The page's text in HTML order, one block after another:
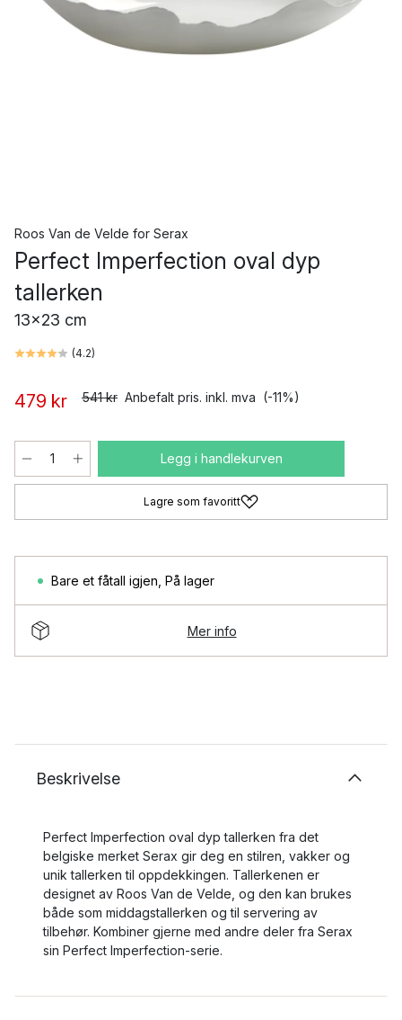
Roos Van de Velde for Serax
Perfect Imperfection oval dyp
tallerken
13x23 cm
(4.2)
479 kr 541 kr Anbefalt pris. inkl. mva (-11%)
Legg i handlekurven
Lagre som favoritt
Bare et fåtall igjen På lager
Mer info
Beskrivelse
Perfect Imperfection oval dyp tallerken fra det
belgiske merket Serax gir deg en stilren, vakker og
unik tallerken til oppdekkingen. Tallerkenen er
designet av Roos Van de Velde, og den kan brukes
både som middagstallerken og til servering av
tilbehør. Kombiner gjerne med andre deler fra Serax
sin Perfect Imperfection-serie.